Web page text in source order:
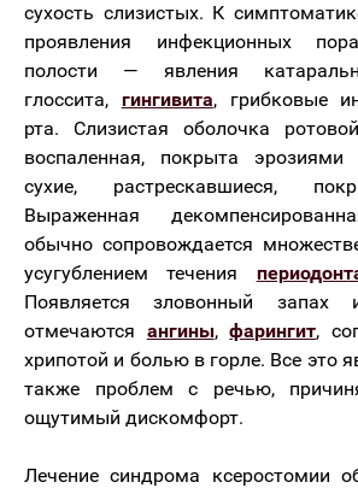
сухость слизистых. К
проявления инфекционных
полости — явления
глоссита, гингивита, грибковые
рта. Слизистая оболочка
воспаленная, покрыта
сухие, растрескавшиеся,
Выраженная
обычно сопровождается
усугублением течения
Появляется зловонный запах
отмечаются ангины,фарингит,
хрипотой и болью в горле. Все это
также проблем с речью,
ощутимый дискомфорт.
Лечение синдрома ксеростомии